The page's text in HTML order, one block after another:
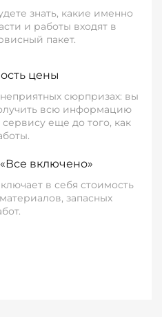
знать, какие именно
и работы входят в
пакет.
цены
сюрпризах: вы
всю информацию
еще до того, как
включено»
в себя стоимость
запасных